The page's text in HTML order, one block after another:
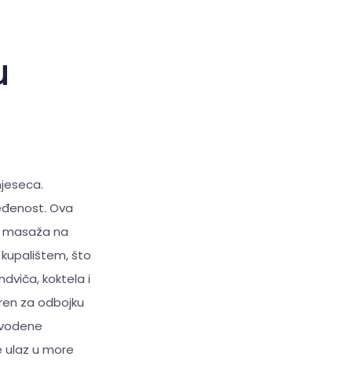
Ova
na
što
koktela i
za odbojku
ulaz u more